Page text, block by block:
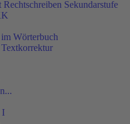
Rechtschreiben Sekundarstufe
Wörterbuch
I